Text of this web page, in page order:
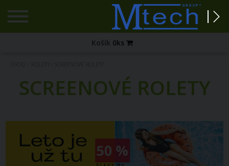
PRIHLÁSENIE
Košík 0ks
SCREENOVÉ ROLETY